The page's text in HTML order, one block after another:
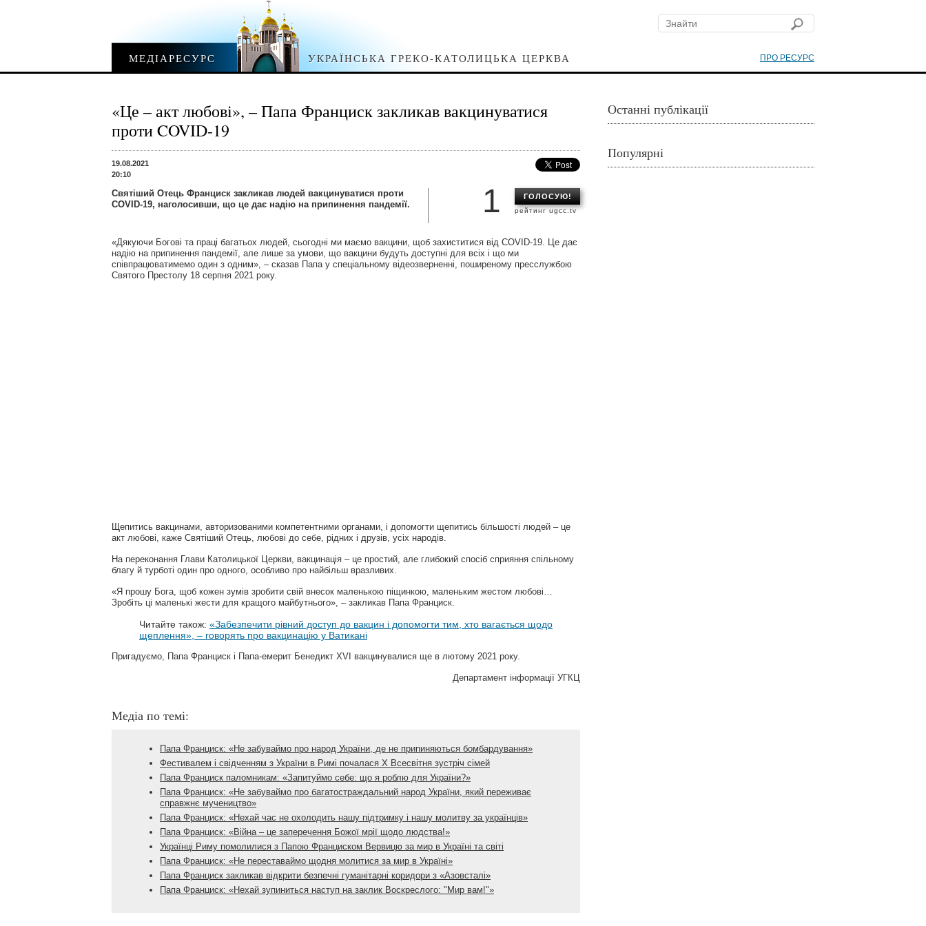
ПРО РЕСУРС
МЕДІАРЕСУРС УКРАЇНСЬКА ГРЕКО-КАТОЛИЦЬКА ЦЕРКВА
«Це – акт любові», – Папа Франциск закликав вакцинуватися
проти COVID-19
19.08.2021
20:10
ГОЛОСУЮ!
рейтинг ugcc.tv
1
Святіший Отець Франциск закликав людей вакцинуватися проти
COVID-19, наголосивши, що це дає надію на припинення пандемії.
«Дякуючи Богові та праці багатьох людей, сьогодні ми маємо вакцини, щоб захиститися від COVID-19. Це дає
надію на припинення пандемії, але лише за умови, що вакцини будуть доступні для всіх і що ми
співпрацюватимемо один з одним», – сказав Папа у спеціальному відеозверненні, поширеному пресслужбою
Святого Престолу 18 серпня 2021 року.
Щепитись вакцинами, авторизованими компетентними органами, і допомогти щепитись більшості людей – це
акт любові, каже Святіший Отець, любові до себе, рідних і друзів, усіх народів.
На переконання Глави Католицької Церкви, вакцинація – це простий, але глибокий спосіб сприяння спільному
благу й турботі один про одного, особливо про найбільш вразливих.
«Я прошу Бога, щоб кожен зумів зробити свій внесок маленькою піщинкою, маленьким жестом любові…
Зробіть ці маленькі жести для кращого майбутнього», – закликав Папа Франциск.
Читайте також: «Забезпечити рівний доступ до вакцин і допомогти тим, хто вагається щодо
щеплення», – говорять про вакцинацію у Ватикані
Пригадуємо, Папа Франциск і Папа-емерит Бенедикт XVI вакцинувалися ще в лютому 2021 року.
Департамент інформації УГКЦ
Медіа по темі:
Папа Франциск: «Не забуваймо про народ України, де не припиняються бомбардування»
Фестивалем і свідченням з України в Римі почалася Х Всесвітня зустріч сімей
Папа Франциск паломникам: «Запитуймо себе: що я роблю для України?»
Папа Франциск: «Не забуваймо про багатостраждальний народ України, який переживає
справжнє мучеництво»
Папа Франциск: «Нехай час не охолодить нашу підтримку і нашу молитву за українців»
Папа Франциск: «Війна – це заперечення Божої мрії щодо людства!»
Українці Риму помолилися з Папою Франциском Вервицю за мир в Україні та світі
Папа Франциск: «Не переставаймо щодня молитися за мир в Україні»
Папа Франциск закликав відкрити безпечні гуманітарні коридори з «Азовсталі»
Папа Франциск: «Нехай зупиниться наступ на заклик Воскреслого: "Мир вам!"»
Останні публікації
Популярні